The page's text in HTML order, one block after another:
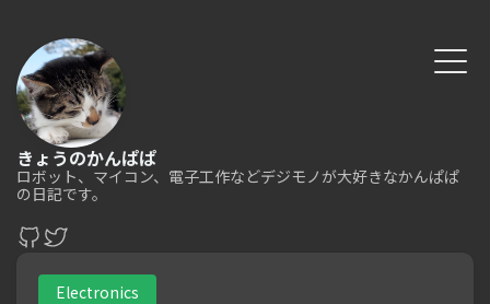
きょうのかんぱぱ
ロボット、マイコン、電子工作などデジモノが大好きなかんぱぱ
の日記です。
Electronics